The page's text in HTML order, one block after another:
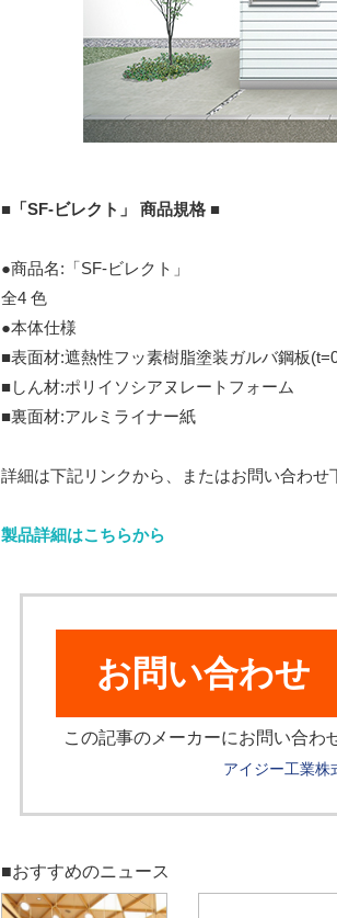
■「SF-ビレクト」 商品規格 ■
●商品名:「SF-ビレクト」
全4 色
●本体仕様
■表面材:遮熱性フッ素樹脂塗装ガルバ鋼板
■しん材:ポリイソシアヌレートフォーム
■裏面材:アルミライナー紙
詳細は下記リンクから、またはお問い合わせ
製品詳細はこちらから
お問い合わせ
この記事のメーカーにお問い合わ
アイジー工業株
■おすすめのニュース